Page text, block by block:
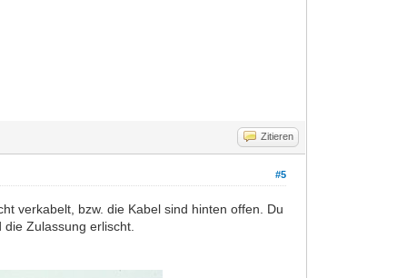
Zitieren
#5
verkabelt, bzw. die Kabel sind hinten offen. Du
Zulassung erlischt.